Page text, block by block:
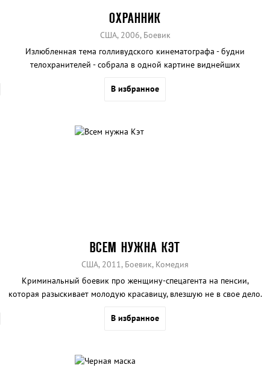
ОХРАННИК
США, 2006, Боевик
Излюбленная тема голливудского кинематографа - будни
телохранителей - собрала в одной картине виднейших
агент Пит Гаррисон исполнен уверенности, что президенту грозит
В избранное
ВСЕМ НУЖНА КЭТ
США, 2011, Боевик, Комедия
Криминальный боевик про женщину-спецагента на пенсии,
которая разыскивает молодую красавицу, влезшую не в свое дело.
В избранное